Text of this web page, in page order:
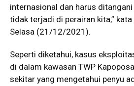
internasional dan harus
tidak terjadi di perairan kita,”
Selasa (21/12/2021).
Seperti diketahui, kasus
di dalam kawasan TWP
sekitar yang mengetahui penyu